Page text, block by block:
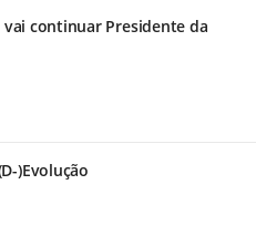
continuar Presidente da
)Evolução